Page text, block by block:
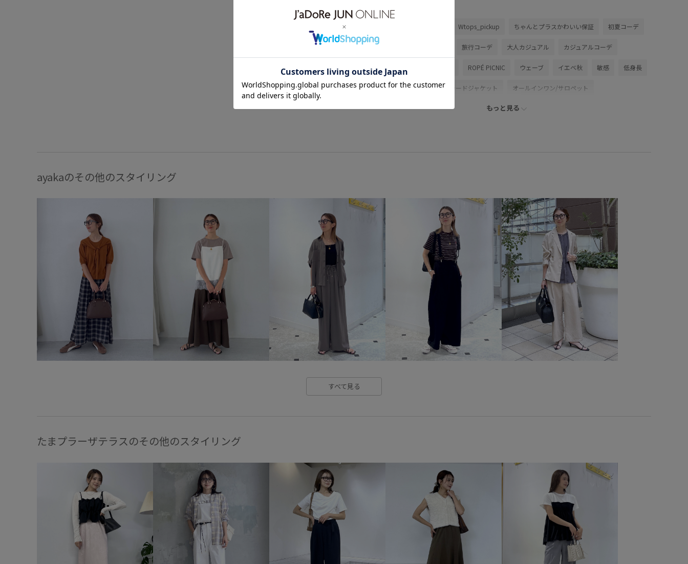
Wtops_pickup ちゃんとプラスかわいい保証 初夏コーデ
夏コーデ 旅行コーデ 大人カジュアル カジュアルコーデ
シンプルコーデ ROPÉ PICNIC ウェーブ イエベ秋 敏感 低身長
ジャケット/アウター テーラードジャケット オールインワン/サロペット
つなぎ/オールインワン バッグ ショルダーバッグ
シワになりにくい スエード スタイルアップ ストラップ ストレスフリー
スニーカー スニーカーサンダル スポーティ セットアップ対象商品 ハリ感
ヘルシー ベルクロ ベルト ボリューム感 伸縮性 厚底 厚底ソール
取り外し可能 取り外し可能なショルダー 幾何学柄 快適 抜け感
脚長効果 軽くて柔らかい
通気性
もっと見る
ayakaのその他のスタイリング
すべて見る
たまプラーザテラスのその他のスタイリング